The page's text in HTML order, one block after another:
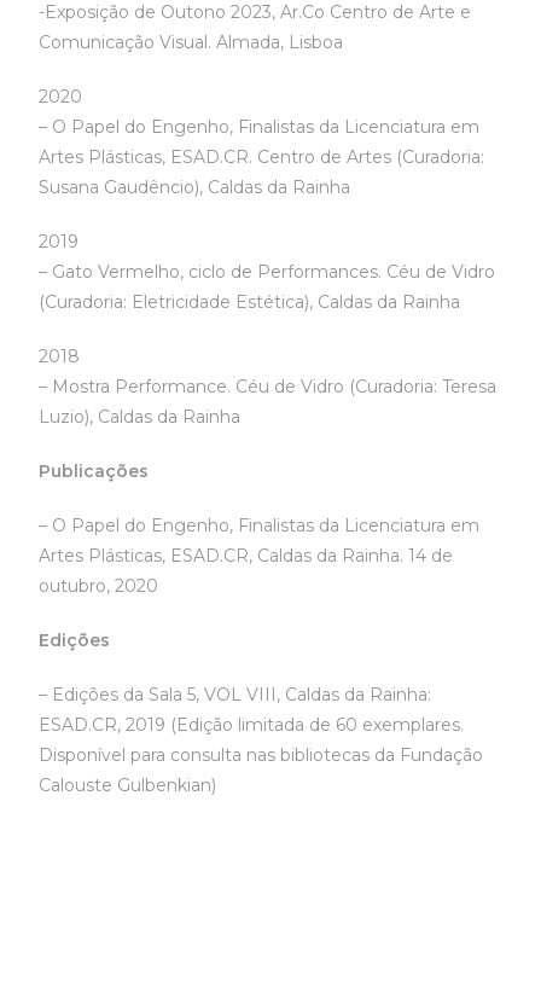
-Exposição de Outono 2023, Ar.Co Centro de Arte e
Comunicação Visual. Almada, Lisboa
2020
– O Papel do Engenho, Finalistas da Licenciatura em
Artes Plásticas, ESAD.CR. Centro de Artes (Curadoria:
Susana Gaudêncio), Caldas da Rainha
2019
– Gato Vermelho, ciclo de Performances. Céu de Vidro
(Curadoria: Eletricidade Estética), Caldas da Rainha
2018
– Mostra Performance. Céu de Vidro (Curadoria: Teresa
Luzio), Caldas da Rainha
Publicações
– O Papel do Engenho, Finalistas da Licenciatura em
Artes Plásticas, ESAD.CR, Caldas da Rainha. 14 de
outubro, 2020
Edições
– Edições da Sala 5, VOL VIII, Caldas da Rainha:
ESAD.CR, 2019 (Edição limitada de 60 exemplares.
Disponível para consulta nas bibliotecas da Fundação
Calouste Gulbenkian)